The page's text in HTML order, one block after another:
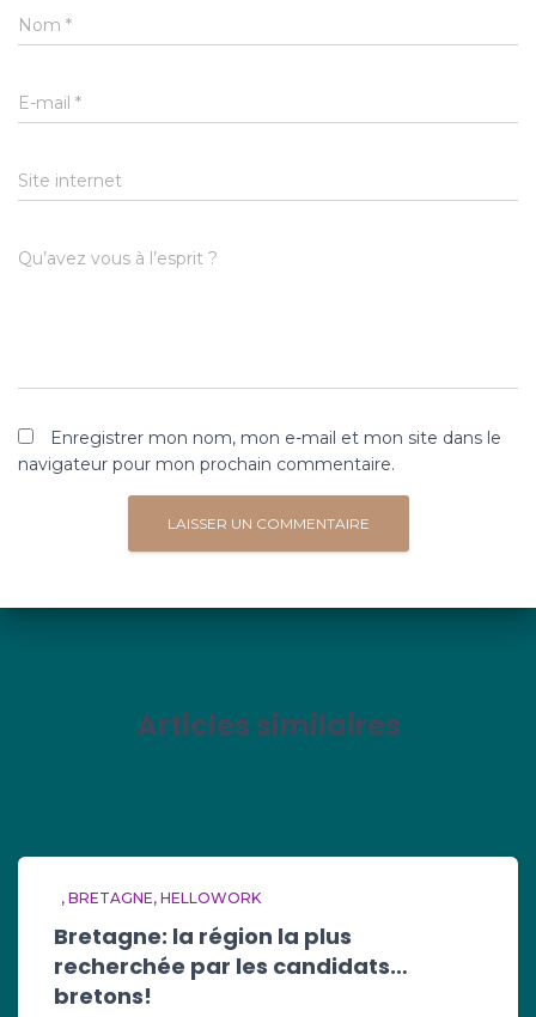
Nom *
E-mail *
Site internet
Qu’avez vous à l’esprit ?
Enregistrer mon nom, mon e-mail et mon site dans le
navigateur pour mon prochain commentaire.
Articles similaires
BRETAGNE HELLOWORK
Bretagne: la région la plus
recherchée par les candidats…
bretons!